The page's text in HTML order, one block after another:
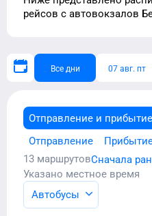
рейсов с автовокзалов
Все дни 07 авг. пт
Отправление и прибытие
Отправление
13 маршрутовСначала
Указано местное время
Автобусы